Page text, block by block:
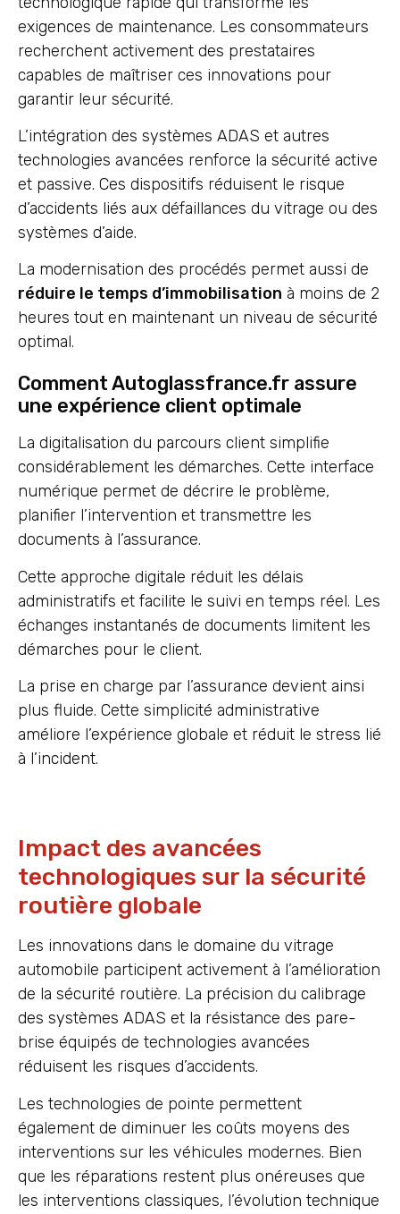
exigences de maintenance. Les consommateurs
recherchent activement des prestataires
capables de maîtriser ces innovations pour
garantir leur sécurité.
L’intégration des systèmes ADAS et autres
technologies avancées renforce la sécurité active
et passive. Ces dispositifs réduisent le risque
d’accidents liés aux défaillances du vitrage ou des
systèmes d’aide.
La modernisation des procédés permet aussi de
réduire le temps d’immobilisation à moins de 2
heures tout en maintenant un niveau de sécurité
optimal.
Comment Autoglassfrance.fr assure
une expérience client optimale
La digitalisation du parcours client simplifie
considérablement les démarches. Cette interface
numérique permet de décrire le problème,
planifier l’intervention et transmettre les
documents à l’assurance.
Cette approche digitale réduit les délais
administratifs et facilite le suivi en temps réel. Les
échanges instantanés de documents limitent les
démarches pour le client.
La prise en charge par l’assurance devient ainsi
plus fluide. Cette simplicité administrative
améliore l’expérience globale et réduit le stress lié
à l’incident.
Impact des avancées
technologiques sur la sécurité
routière globale
Les innovations dans le domaine du vitrage
automobile participent activement à l’amélioration
de la sécurité routière. La précision du calibrage
des systèmes ADAS et la résistance des pare-
brise équipés de technologies avancées
réduisent les risques d’accidents.
Les technologies de pointe permettent
également de diminuer les coûts moyens des
interventions sur les véhicules modernes. Bien
que les réparations restent plus onéreuses que
les interventions classiques, l’évolution technique